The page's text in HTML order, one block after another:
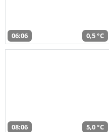
06:06 0,5 °C
08:06 5,0 °C